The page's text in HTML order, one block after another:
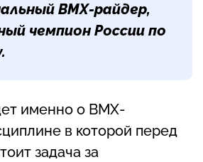
BMX-райдер,
чемпион России по
именно о BMX-
в которой перед
задача за